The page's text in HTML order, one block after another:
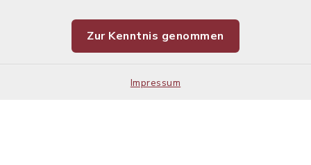
Zur Kenntnis genommen
Impressum
Datenschutz
Impressum